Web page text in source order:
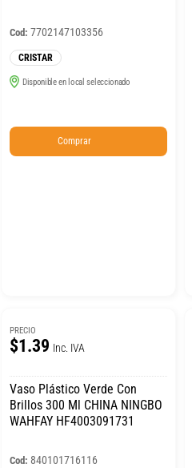
Cod: 7702147103356
CRISTAR
Disponible en local seleccionado
Comprar
PRECIO
$1.39 Inc. IVA
Vaso Plástico Verde Con
Brillos 300 Ml CHINA NINGBO
WAHFAY HF4003091731
Cod: 840101716116